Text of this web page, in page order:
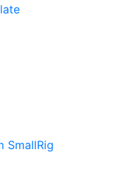
SmallRig